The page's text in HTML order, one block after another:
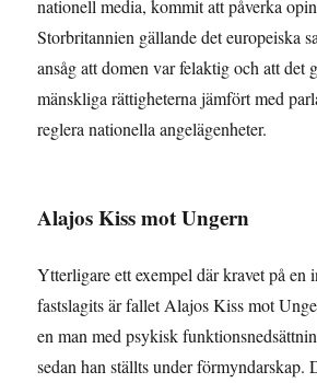
nationell media, kommit att påverka
Storbritannien gällande det europeiska
ansåg att domen var felaktig och att det
mänskliga rättigheterna jämfört med
reglera nationella angelägenheter.
Alajos Kiss mot Ungern
Ytterligare ett exempel där kravet på
fastslagits är fallet Alajos Kiss mot
en man med psykisk
sedan han ställts under förmyndarskap.